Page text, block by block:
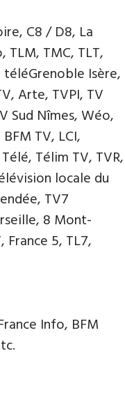
C8 / D8, La
TLM, TMC, TLT,
téléGrenoble Isère,
Arte, TVPI, TV
Sud Nîmes, Wéo,
TV, LCI,
Télim TV, TVR,
locale du
TV7
8 Mont-
France 5, TL7,
Info, BFM